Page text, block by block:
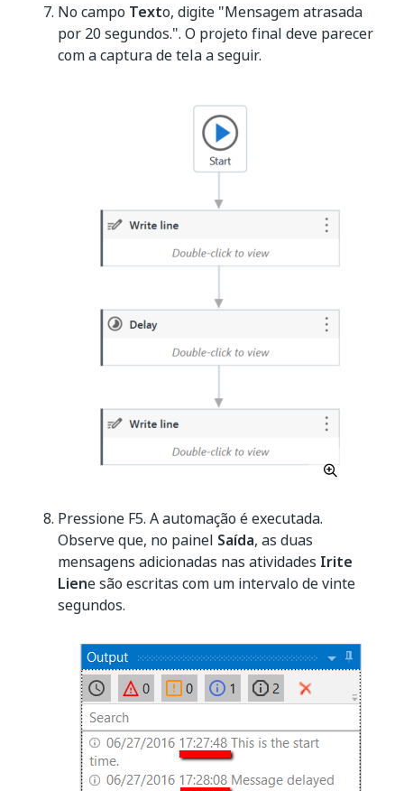
No campo Texto, digite "Mensagem atrasada
por 20 segundos.". O projeto final deve parecer
com a captura de tela a seguir.
Pressione F5. A automação é executada.
Observe que, no painel Saída, as duas
mensagens adicionadas nas atividades Irite
Liene são escritas com um intervalo de vinte
segundos.